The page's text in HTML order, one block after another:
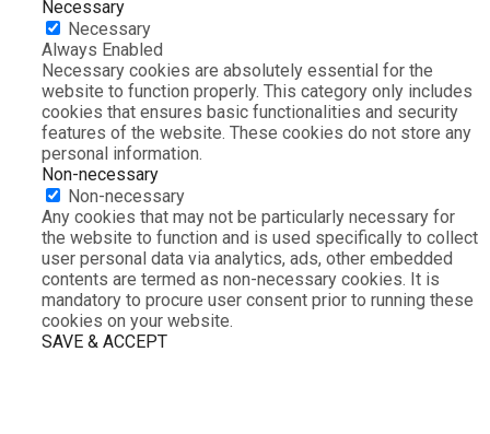
Necessary
Necessary
Always Enabled
Necessary cookies are absolutely essential for the
website to function properly. This category only includes
cookies that ensures basic functionalities and security
features of the website. These cookies do not store any
personal information.
Non-necessary
Non-necessary
Any cookies that may not be particularly necessary for
the website to function and is used specifically to collect
user personal data via analytics, ads, other embedded
contents are termed as non-necessary cookies. It is
mandatory to procure user consent prior to running these
cookies on your website.
SAVE & ACCEPT